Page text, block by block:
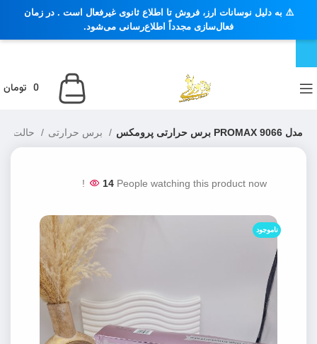
0 تومان
برس حرارتی پرومکس PROMAX مدل 9066
14 People watching this product now!
ناموجود
⚠️ به دلیل نوسانات ارز، فروش تا اطلاع ثانوی غیرفعال است . در زمان
فعال‌سازی مجدداً اطلاع‌رسانی می‌شود.